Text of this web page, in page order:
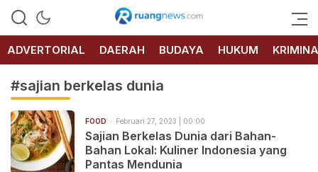
RUANG
NEWS
ADVERTORIAL
DAERAH BUDAYA HUKUM
#sajian berkelas dunia
FOOD Februari 27, 2023 | 00:00
Sajian Berkelas Dunia dari Bahan-
Bahan Lokal: Kuliner Indonesia yang
Pantas Mendunia